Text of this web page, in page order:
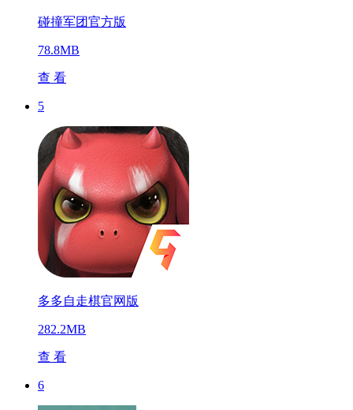
碰撞军团官方版
78.8MB
查 看
5
多多自走棋官网版
282.2MB
查 看
6